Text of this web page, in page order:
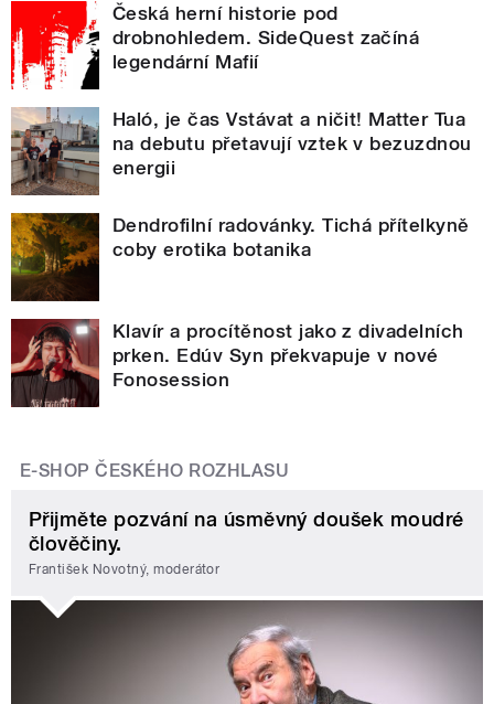
Česká herní historie pod
drobnohledem. SideQuest začíná
legendární Mafií
Haló, je čas Vstávat a ničit! Matter Tua
na debutu přetavují vztek v bezuzdnou
energii
Dendrofilní radovánky. Tichá přítelkyně
coby erotika botanika
Klavír a procítěnost jako z divadelních
prken. Edúv Syn překvapuje v nové
Fonosession
E-SHOP ČESKÉHO ROZHLASU
Přijměte pozvání na úsměvný doušek moudré
člověčiny.
František Novotný, moderátor